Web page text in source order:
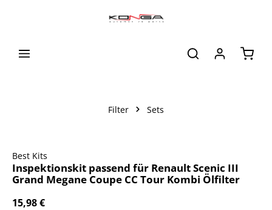
Filter Sets
Best Kits
Inspektionskit passend für Renault Scenic III
Grand Megane Coupe CC Tour Kombi Ölfilter
15,98 €